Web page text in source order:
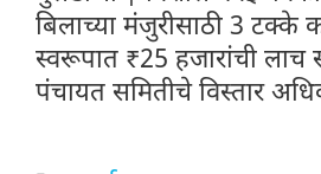
बिलाच्या मंजुरीसाठी 3 टक्के
स्वरूपात ₹25 हजारांची लाच
पंचायत समितीचे विस्तार